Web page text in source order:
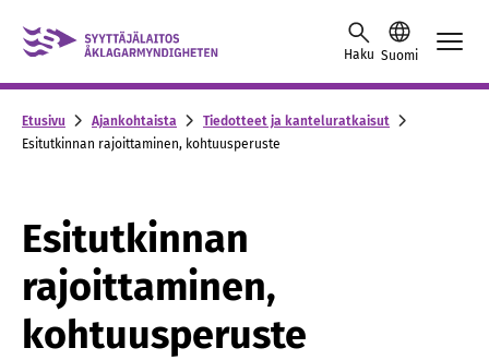
Skip to content -saavutettavuusohje
Haku Suomi
Etusivu Ajankohtaista
Tiedotteet ja kanteluratkaisut
Esitutkinnan rajoittaminen, kohtuusperuste
Esitutkinnan
rajoittaminen,
kohtuusperuste